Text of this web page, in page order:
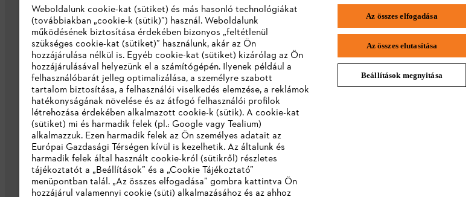
Vállalat
Rólunk
Katalógus letöltése
Visszaélés bejelentés
STIHL GYIK
Weboldalunk cookie-kat (sütiket) és más hasonló technológiákat
(továbbiakban „cookie-k (sütik)”) használ. Weboldalunk
működésének biztosítása érdekében bizonyos „feltétlenül
szükséges cookie-kat (sütiket)” használunk, akár az Ön
hozzájárulása nélkül is. Egyéb cookie-kat (sütiket) kizárólag az Ön
hozzájárulásával helyezünk el a számítógépén. Ilyenek például a
felhasználóbarát jelleg optimalizálása, a személyre szabott
tartalom biztosítása, a felhasználói viselkedés elemzése, a reklámok
hatékonyságának növelése és az átfogó felhasználói profilok
létrehozása érdekében alkalmazott cookie-k (sütik). A cookie-kat
(sütiket) mi és harmadik felek (pl.: Google vagy Tealium)
alkalmazzuk. Ezen harmadik felek az Ön személyes adatait az
Európai Gazdasági Térségen kívül is kezelhetik. Az általunk és
harmadik felek által használt cookie-król (sütikről) részletes
tájékoztatót a „Beállítások” és a „Cookie Tájékoztató”
menüpontban talál. „Az összes elfogadása” gombra kattintva Ön
hozzájárul valamennyi cookie (süti) alkalmazásához és az ahhoz
Az összes elfogadása
Az összes elutasítása
Beállítások megnyitása